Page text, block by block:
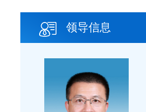
领导信息